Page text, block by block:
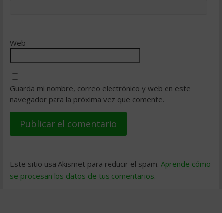
Web
Guarda mi nombre, correo electrónico y web en este
navegador para la próxima vez que comente.
Este sitio usa Akismet para reducir el spam. Aprende cómo
se procesan los datos de tus comentarios.